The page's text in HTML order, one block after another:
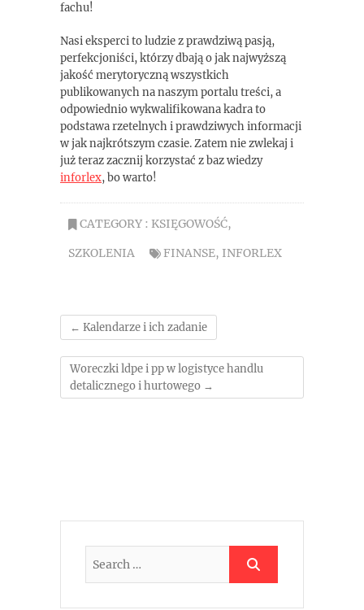
fachu!
Nasi eksperci to ludzie z prawdziwą pasją,
perfekcjoniści, którzy dbają o jak najwyższą
jakość merytoryczną wszystkich
publikowanych na naszym portalu treści, a
odpowiednio wykwalifikowana kadra to
podstawa rzetelnych i prawdziwych informacji
w jak najkrótszym czasie. Zatem nie zwlekaj i
już teraz zacznij korzystać z baz wiedzy
inforlex, bo warto!
CATEGORY : KSIĘGOWOŚĆ,
SZKOLENIA
FINANSE, INFORLEX
← Kalendarze i ich zadanie
Woreczki ldpe i pp w logistyce handlu
detalicznego i hurtowego →